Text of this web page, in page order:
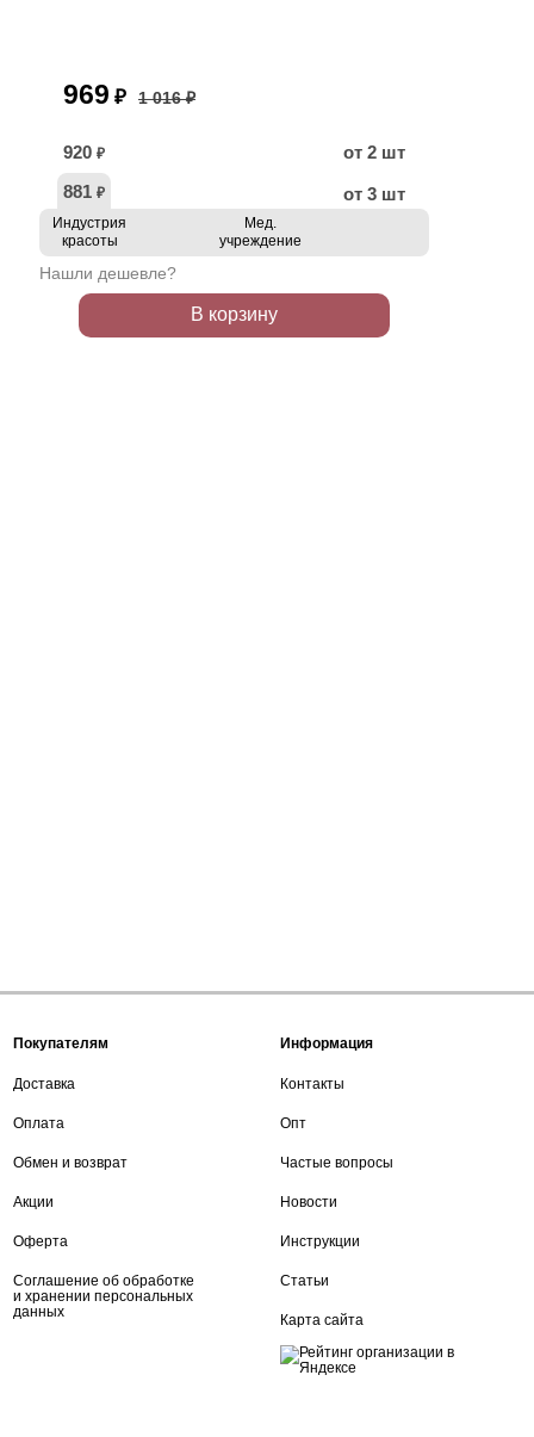
969 ₽ 1 016 ₽
920 ₽
от 2 шт
881 ₽ от 3 шт
Индустрия
красоты
Мед.
учреждение
Нашли дешевле?
В корзину
Покупателям
Доставка
Оплата
Обмен и возврат
Акции
Оферта
Соглашение об обработке
и хранении персональных
данных
Информация
Контакты
Опт
Частые вопросы
Новости
Инструкции
Статьи
Карта сайта